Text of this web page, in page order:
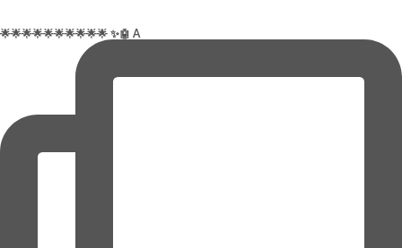
🌟🌟🌟🌟🌟🌟🌟🌟🌟🌟 ✨🤖 A